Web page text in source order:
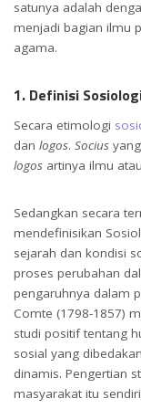
satunya adalah
menjadi bagian ilmu
agama.
1. Definisi
Secara etimologi
dan logos. Socius
logos artinya ilmu
Sedangkan secara
mendefinisikan
sejarah dan kondisi
proses perubahan
pengaruhnya dalam
Comte (1798-1857)
studi positif tentang
sosial yang
dinamis. Pengertian
masyarakat itu